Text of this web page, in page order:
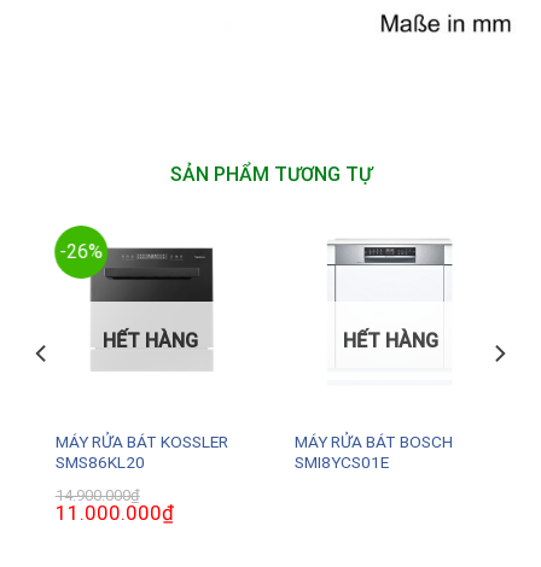
SẢN PHẨM TƯƠNG TỰ
-26%
HẾT HÀNG
MÁY RỬA BÁT KOSSLER
SMS86KL20
14.900.000₫
Giá
gốc
11.000.000₫Giá
hiện
HẾT HÀNG
MÁY RỬA BÁT BOSCH
SMI8YCS01E